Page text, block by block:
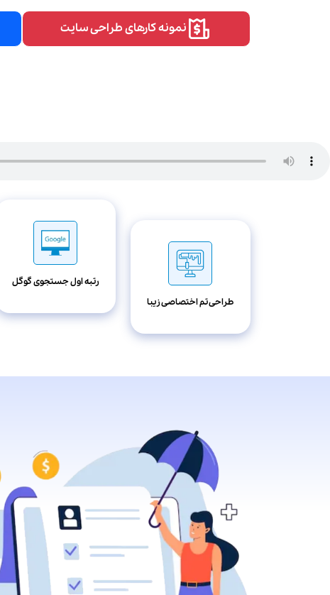
نمونه کارهای طراحی سایت
طراحی تم اختصاصی زیبا
رتبه اول جستجوی گوگل